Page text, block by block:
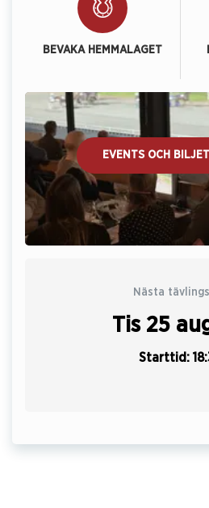
BEVAKA HEMMALAGET
EVENTS OCH
Nästa
Tis 25
Starttid: